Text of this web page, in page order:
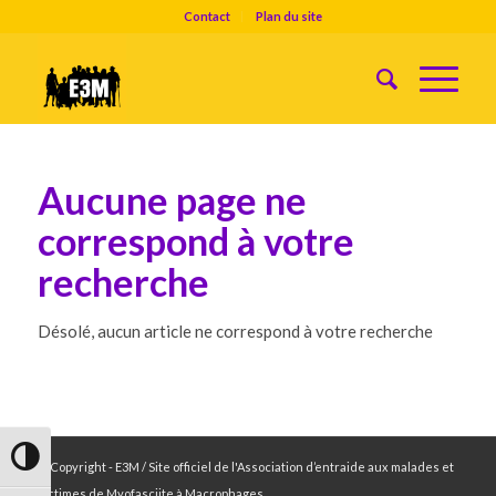
Passer en contraste élevé
Contact Plan du site
Aucune page ne
correspond à votre
recherche
Désolé, aucun article ne correspond à votre recherche
© Copyright - E3M / Site officiel de l'Association d’entraide aux malades et
victimes de Myofasciite à Macrophages